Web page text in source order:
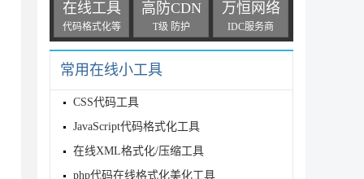
在线工具
代码格式化等
高防CDN
T级 防护
万恒网络
IDC服务商
常用在线小工具
CSS代码工具
JavaScript代码格式化工具
在线XML格式化/压缩工具
php代码在线格式化美化工具